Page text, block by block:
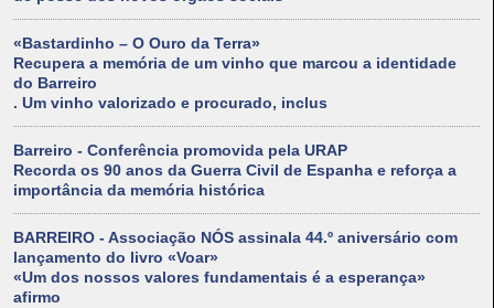
«Bastardinho – O Ouro da Terra»
Recupera a memória de um vinho que marcou a identidade
do Barreiro
. Um vinho valorizado e procurado, inclus
Barreiro - Conferência promovida pela URAP
Recorda os 90 anos da Guerra Civil de Espanha e reforça a
importância da memória histórica
BARREIRO - Associação NÓS assinala 44.º aniversário com
lançamento do livro «Voar»
«Um dos nossos valores fundamentais é a esperança»
afirmo